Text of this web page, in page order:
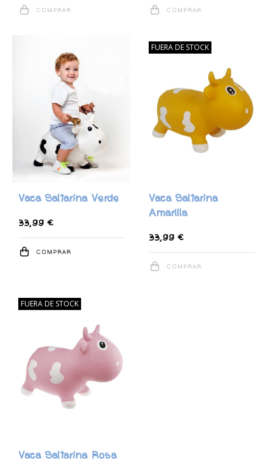
COMPRAR COMPRAR
Vaca Saltarina Verde
33,99 €
COMPRAR
FUERA DE STOCK
Vaca Saltarina
Amarilla
33,99 €
COMPRAR
FUERA DE STOCK
Vaca Saltarina Rosa